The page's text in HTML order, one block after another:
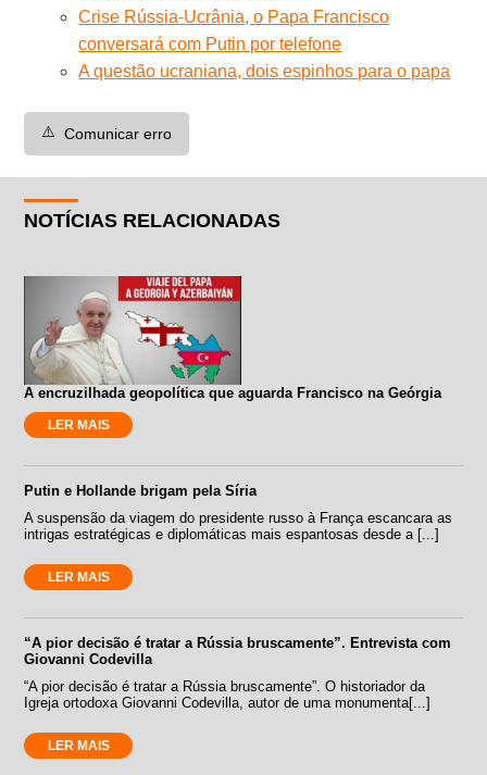
Crise Rússia-Ucrânia, o Papa Francisco
conversará com Putin por telefone
A questão ucraniana, dois espinhos para o papa
⚠️ Comunicar erro
NOTÍCIAS RELACIONADAS
A encruzilhada geopolítica que aguarda Francisco na Geórgia
LER MAIS
Putin e Hollande brigam pela Síria
A suspensão da viagem do presidente russo à França escancara as
intrigas estratégicas e diplomáticas mais espantosas desde a [...]
LER MAIS
“A pior decisão é tratar a Rússia bruscamente”. Entrevista com
Giovanni Codevilla
“A pior decisão é tratar a Rússia bruscamente”. O historiador da
Igreja ortodoxa Giovanni Codevilla, autor de uma monumenta[...]
LER MAIS